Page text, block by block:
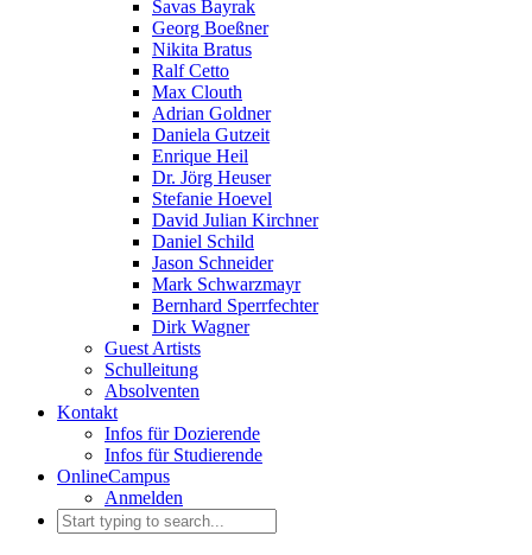
Savas Bayrak
Georg Boeßner
Nikita Bratus
Ralf Cetto
Max Clouth
Adrian Goldner
Daniela Gutzeit
Enrique Heil
Dr. Jörg Heuser
Stefanie Hoevel
David Julian Kirchner
Daniel Schild
Jason Schneider
Mark Schwarzmayr
Bernhard Sperrfechter
Dirk Wagner
Guest Artists
Schulleitung
Absolventen
Kontakt
Infos für Dozierende
Infos für Studierende
OnlineCampus
Anmelden